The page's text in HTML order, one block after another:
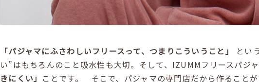
「パジャマにふさわしいフリースって、つまりこういうこと」
とい
い”はもちろんのこと吸水性も大切。そして、IZUMMフリースパジ
きにくい」 ことです。 そこで、パジャマの専門店だから作ること